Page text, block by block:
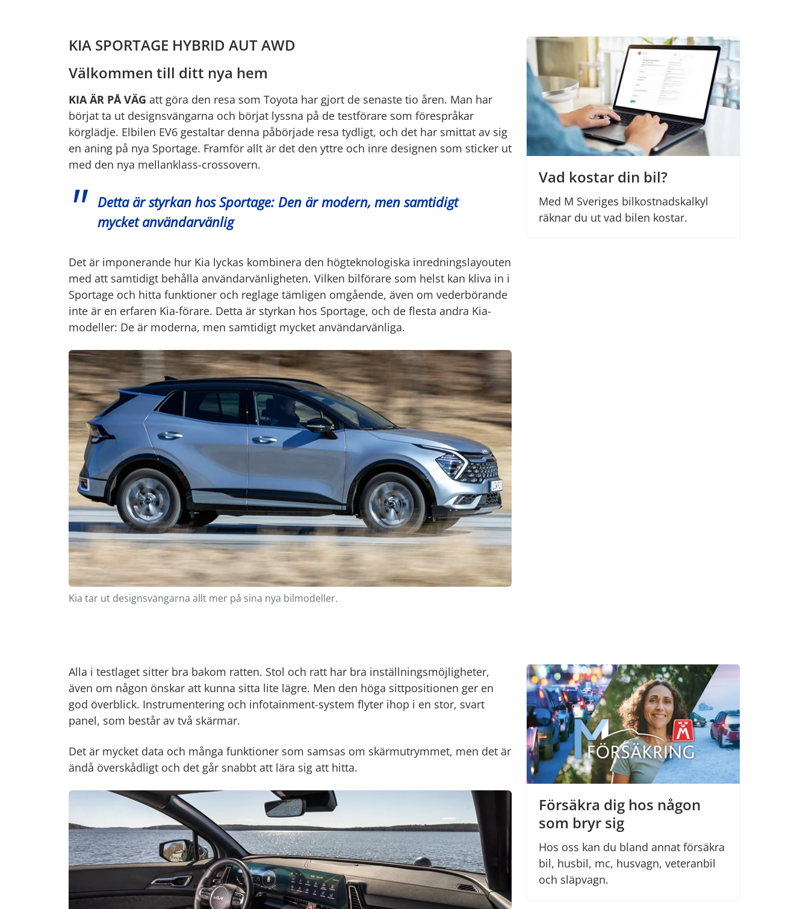
KIA SPORTAGE HYBRID AUT AWD
Välkommen till ditt nya hem
KIA ÄR PÅ VÄG att göra den resa som Toyota har gjort de senaste tio åren. Man har
börjat ta ut designsvängarna och börjat lyssna på de testförare som förespråkar
körglädje. Elbilen EV6 gestaltar denna påbörjade resa tydligt, och det har smittat av sig
en aning på nya Sportage. Framför allt är det den yttre och inre designen som sticker ut
med den nya mellanklass-crossovern.
Detta är styrkan hos Sportage: Den är modern, men samtidigt
mycket användarvänlig
Det är imponerande hur Kia lyckas kombinera den högteknologiska inredningslayouten
med att samtidigt behålla användarvänligheten. Vilken bilförare som helst kan kliva in i
Sportage och hitta funktioner och reglage tämligen omgående, även om vederbörande
inte är en erfaren Kia-förare. Detta är styrkan hos Sportage, och de flesta andra Kia-
modeller: De är moderna, men samtidigt mycket användarvänliga.
Kia tar ut designsvängarna allt mer på sina nya bilmodeller.
Vad kostar din bil?
Med M Sveriges bilkostnadskalkyl
räknar du ut vad bilen kostar.
Alla i testlaget sitter bra bakom ratten. Stol och ratt har bra inställningsmöjligheter,
även om någon önskar att kunna sitta lite lägre. Men den höga sittpositionen ger en
god överblick. Instrumentering och infotainment-system flyter ihop i en stor, svart
panel, som består av två skärmar.
Det är mycket data och många funktioner som samsas om skärmutrymmet, men det är
ändå överskådligt och det går snabbt att lära sig att hitta.
Försäkra dig hos någon
som bryr sig
Hos oss kan du bland annat försäkra
bil, husbil, mc, husvagn, veteranbil
och släpvagn.